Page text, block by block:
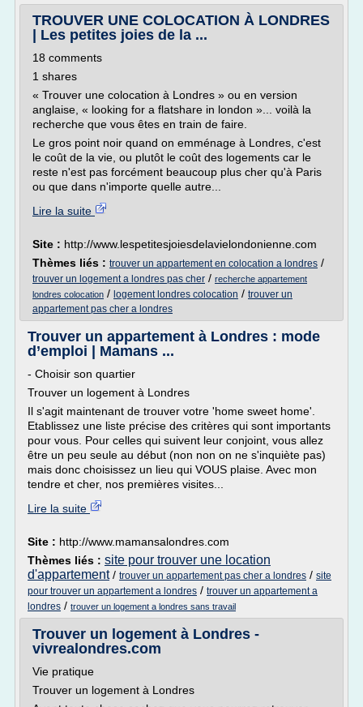
TROUVER UNE COLOCATION À LONDRES
| Les petites joies de la ...
18 comments
1 shares
« Trouver une colocation à Londres » ou en version
anglaise, « looking for a flatshare in london »... voilà la
recherche que vous êtes en train de faire.
Le gros point noir quand on emménage à Londres, c'est
le coût de la vie, ou plutôt le coût des logements car le
reste n'est pas forcément beaucoup plus cher qu'à Paris
ou que dans n'importe quelle autre...
Lire la suite
Site : http://www.lespetitesjoiesdelavielondonienne.com
Thèmes liés : trouver un appartement en colocation a londres /
trouver un logement a londres pas cher / recherche appartement
londres colocation / logement londres colocation / trouver un
appartement pas cher a londres
Trouver un appartement à Londres : mode
d’emploi | Mamans ...
- Choisir son quartier
Trouver un logement à Londres
Il s'agit maintenant de trouver votre 'home sweet home'.
Etablissez une liste précise des critères qui sont importants
pour vous. Pour celles qui suivent leur conjoint, vous allez
être un peu seule au début (non non on ne s'inquiète pas)
mais donc choisissez un lieu qui VOUS plaise. Avec mon
tendre et cher, nos premières visites...
Lire la suite
Site : http://www.mamansalondres.com
Thèmes liés : site pour trouver une location
d'appartement/ trouver un appartement pas cher a londres / site
pour trouver un appartement a londres / trouver un appartement a
londres / trouver un logement a londres sans travail
Trouver un logement à Londres -
vivrealondres.com
Vie pratique
Trouver un logement à Londres